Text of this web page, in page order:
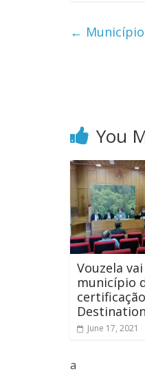
←
You
Vouzela
município
June 17, 2021
a